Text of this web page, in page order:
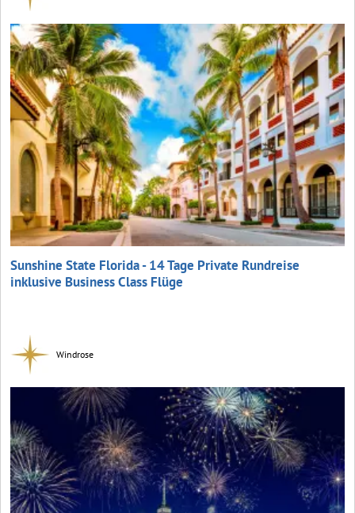
Sunshine State Florida - 14 Tage Private Rundreise
inklusive Business Class Flüge
Windrose